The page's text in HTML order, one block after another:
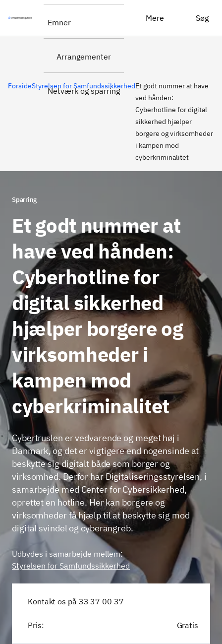
Emner
Arrangementer
Netværk og sparring
Mere Søg
Cyberhotlinen
ForsideStyrelsen for SamfundssikkerhedEt godt nummer at have
ved hånden:
Cyberhotline for digital
sikkerhed hjælper
borgere og virksomheder
i kampen mod
cyberkriminalitet
Sparring
Et godt nummer at
have ved hånden:
Cyberhotline for
digital sikkerhed
hjælper borgere og
virksomheder i
kampen mod
cyberkriminalitet
Cybertruslen er vedvarende og meget høj i
Danmark, og det er vigtigere end nogensinde at
beskytte sig digitalt både som borger og
virksomhed. Derfor har Digitaliseringsstyrelsen, i
samarbejde med Center for Cybersikkerhed,
oprettet en hotline. Her kan borgere og
virksomheder få hjælp til at beskytte sig mod
digital svindel og cyberangreb.
Udbydes i samarbejde mellem:
Styrelsen for Samfundssikkerhed
Kontakt os på 33 37 00 37
Pris: Gratis